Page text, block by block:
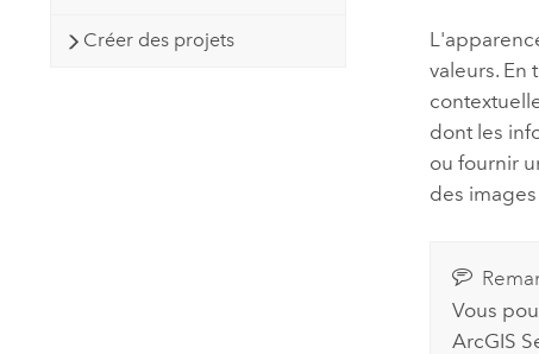
Créer des projets
valeurs. En
dont les
ou fournir
des
Vous
ArcGIS